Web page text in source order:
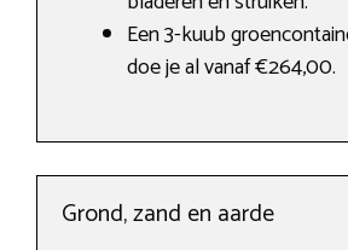
Een 3-kuub
doe je al vanaf €264,00.
Grond, zand en aarde